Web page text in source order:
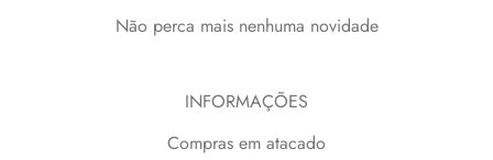
Não perca mais nenhuma novidade
INFORMAÇÕES
Compras em atacado